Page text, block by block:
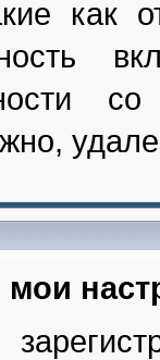
как
мои